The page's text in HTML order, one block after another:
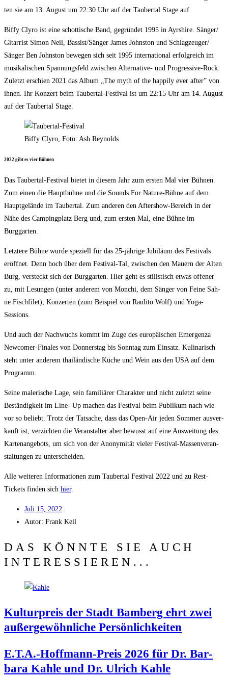
ten sie am 13. August um 22:30 Uhr auf der Tau­ber­tal Stage auf.
Biffy Cly­ro ist eine schot­ti­sche Band, gegrün­det 1995 in Ayr­shire. Sänger/​
Gitarrist Simon Neil, Bassist/​Sänger James John­s­ton und Schlagzeuger/​
Sänger Ben John­s­ton bewe­gen sich seit 1995 inter­na­tio­nal erfolg­reich im
musi­ka­li­schen Span­nungs­feld zwi­schen Alter­na­ti­ve- und Pro­gres­si­ve-Rock.
Zuletzt erschien 2021 das Album „The myth of the hap­pi­ly ever after” von
ihnen. Ihr Kon­zert beim Tau­ber­tal-Fes­ti­val ist um 22:15 Uhr am 14. August
auf der Tau­ber­tal Stage.
Biffy Cly­ro, Foto: Ash Reynolds
2022 gibt es vier Bühnen
Das Tau­ber­tal-Fes­ti­val bie­tet in die­sem Jahr zum ers­ten Mal vier Büh­nen.
Zum einen die Haupt­büh­ne und die Sounds For Natu­re-Büh­ne auf dem
Haupt­ge­län­de im Tau­ber­tal. Zum ande­ren den After­show-Bereich in der
Nähe des Cam­ping­platz Berg und, zum ers­ten Mal, eine Büh­ne im
Burggarten.
Letz­te­re Büh­ne wur­de spe­zi­ell für das 25-jäh­ri­ge Jubi­lä­um des Fes­ti­vals
eröff­net. Denn hoch über dem Fes­ti­val-Tal, zwi­schen den Mau­ern der Alten
Burg, ver­steckt sich der Burg­gar­ten. Hier geht es sti­lis­tisch etwas offe­ner
zu, mit Lesun­gen (unter ande­rem von Mon­chi, dem Sän­ger von Fei­ne Sah­
ne Fisch­fi­let), Kon­zer­ten (zum Bei­spiel von Rau­li­to Wolf) und Yoga-
Sessions.
Und auch der Nach­wuchs kommt im Zuge des euro­päi­schen Emer­gen­za
New­co­mer-Fina­les von Don­ners­tag bis Sonn­tag zum Ein­satz. Kuli­na­risch
steht unter ande­rem thai­län­di­sche Küche und Wein aus den USA auf dem
Programm.
Sei­ne male­ri­sche Lage, sein fami­liä­rer Cha­rak­ter und nicht zuletzt sei­ne
Bestän­dig­keit im Line- Up machen das Fes­ti­val beim Publi­kum nach wie
vor so beliebt. Trotz der Tat­sa­che, dass das Open-Air jeden Som­mer aus­ver­
kauft ist, ver­zich­ten die Ver­an­stal­ter aber bewusst auf eine Aus­wei­tung des
Kar­ten­an­ge­bots, um sich von der Anony­mi­tät vie­ler Fes­ti­val-Mas­sen­ver­an­
stal­tun­gen zu unterscheiden.
Alle wei­te­ren Infor­ma­tio­nen zum Tau­ber­tal Fes­ti­val 2022 und zu Rest-
Tickets fin­den sich hier.
Juli 15, 2022
Autor: Frank Keil
DAS KÖNNTE SIE AUCH
INTERESSIEREN...
Kul­tur­preis der Stadt Bam­berg ehrt zwei
außer­ge­wöhn­li­che Persönlichkeiten
E.T.A.-Hoffmann-Preis 2026 für Dr. Bar­
ba­ra Kah­le und Dr. Ulrich Kahle